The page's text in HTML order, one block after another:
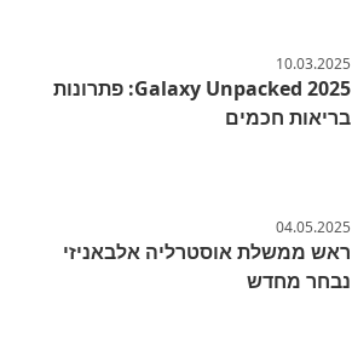
10.03.2025
Galaxy Unpacked 2025: פתרונות
בריאות חכמים
04.05.2025
ראש ממשלת אוסטרליה אלבאניזי
נבחר מחדש